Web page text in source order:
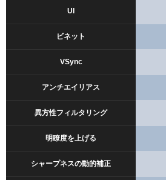
UI
ビネット
VSync
アンチエイリアス
異方性フィルタリング
明瞭度を上げる
シャープネスの動的補正